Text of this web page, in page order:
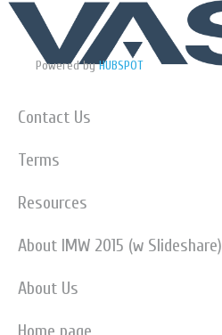
Powered byHUBSPOT
Contact Us
Terms
Resources
About IMW 2015 (w Slideshare)
About Us